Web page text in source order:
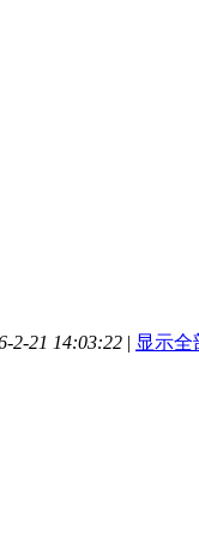
2-21 14:03:22 | 显示全